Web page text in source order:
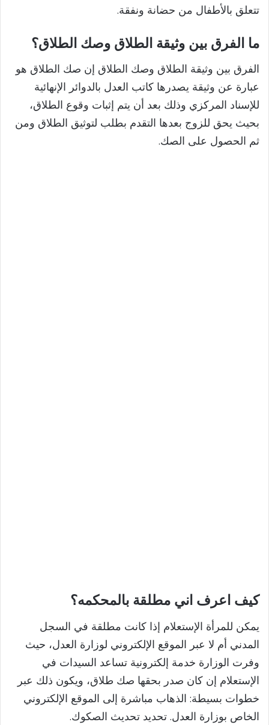
تتعلق بالأطفال من حضانة ونفقة.
ما الفرق بين وثيقة الطلاق وصك الطلاق؟
الفرق بين وثيقة الطلاق وصك الطلاق إن صك الطلاق هو
عبارة عن وثيقة يصدرها كاتب العدل بالدوائر الإنهائية
للإسناد المركزي وذلك بعد أن يتم إثبات وقوع الطلاق،
بحيث يحق للزوج بعدها التقدم بطلب لتوثيق الطلاق ومن
ثم الحصول على الصك.
كيف اعرف اني مطلقة بالمحكمه؟
يمكن للمرأة الإستعلام إذا كانت مطلقة في السجل
المدني أم لا عبر الموقع الإلكتروني لوزارة العدل، حيث
وفرت الوزارة خدمة إلكترونية تساعد السيدات في
الإستعلام إن كان صدر بحقها صك طلاق، ويكون ذلك عبر
خطوات بسيطة: الذهاب مباشرة إلى الموقع الإلكتروني
الخاص بوزارة العدل. تحديد تحديث الصكوك.